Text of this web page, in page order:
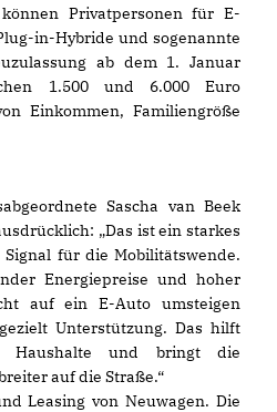
Privatpersonen für E-
in-Hybride und sogenannte
ab dem 1. Januar
1.500 und 6.000 Euro
Einkommen, Familiengröße
Sascha van Beek
„Das ist ein starkes
für die Mobilitätswende.
Energiepreise und hoher
auf ein E-Auto umsteigen
Unterstützung. Das hilft
Haushalte und bringt die
auf die Straße.“
Leasing von Neuwagen. Die